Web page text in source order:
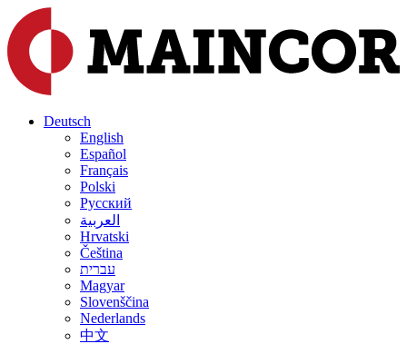
Deutsch
English
Español
Français
Polski
Русский
العربية
Hrvatski
Čeština
עברית
Magyar
Slovenščina
Nederlands
中文